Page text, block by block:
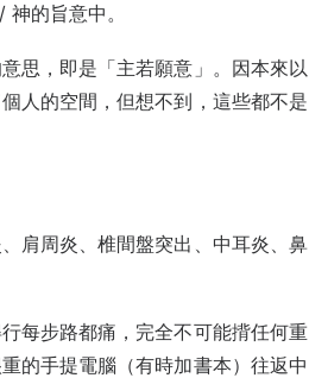
的旨意中。
思，即是「主若願意」。因本來以
人的空間，但想不到，這些都不是
肩周炎、椎間盤突出、中耳炎、鼻
每步路都痛，完全不可能揹任何重
的手提電腦（有時加書本）往返中